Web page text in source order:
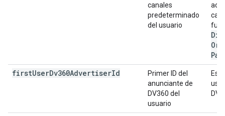
canales
predeterminado
del usuario
firstUserDv360AdvertiserId
Primer ID del
anunciante de
DV360 del
usuario
Es